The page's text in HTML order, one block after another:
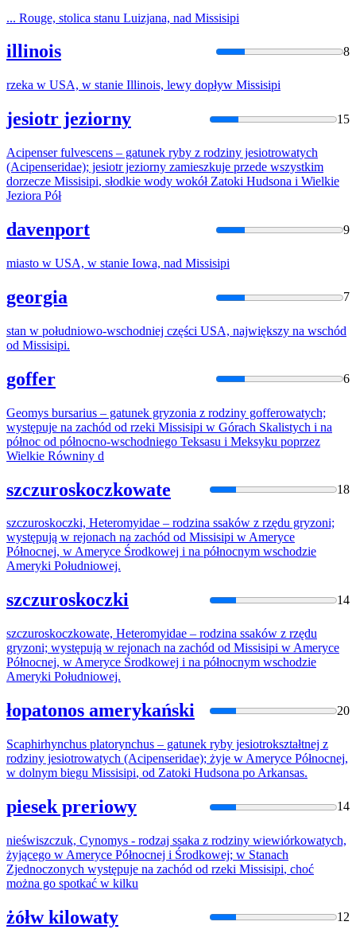
... Rouge, stolica stanu Luizjana, nad Missisipi
illinois 8
rzeka w USA, w stanie Illinois, lewy dopływ Missisipi
jesiotr jeziorny 15
Acipenser fulvescens – gatunek ryby z rodziny jesiotrowatych
(Acipenseridae); jesiotr jeziorny zamieszkuje przede wszystkim
dorzecze Missisipi, słodkie wody wokół Zatoki Hudsona i Wielkie
Jeziora Pół
davenport 9
miasto w USA, w stanie Iowa, nad Missisipi
georgia 7
stan w południowo-wschodniej części USA, największy na wschód
od Missisipi.
goffer 6
Geomys bursarius – gatunek gryzonia z rodziny gofferowatych;
występuje na zachód od rzeki Missisipi w Górach Skalistych i na
północ od północno-wschodniego Teksasu i Meksyku poprzez
Wielkie Równiny d
szczuroskoczkowate 18
szczuroskoczki, Heteromyidae – rodzina ssaków z rzędu gryzoni;
występują w rejonach na zachód od Missisipi w Ameryce
Północnej, w Ameryce Środkowej i na północnym wschodzie
Ameryki Południowej.
szczuroskoczki 14
szczuroskoczkowate, Heteromyidae – rodzina ssaków z rzędu
gryzoni; występują w rejonach na zachód od Missisipi w Ameryce
Północnej, w Ameryce Środkowej i na północnym wschodzie
Ameryki Południowej.
łopatonos amerykański 20
Scaphirhynchus platorynchus – gatunek ryby jesiotrokształtnej z
rodziny jesiotrowatych (Acipenseridae); żyje w Ameryce Północnej,
w dolnym biegu Missisipi, od Zatoki Hudsona po Arkansas.
piesek preriowy 14
nieświszczuk, Cynomys - rodzaj ssaka z rodziny wiewiórkowatych,
żyjącego w Ameryce Północnej i Środkowej; w Stanach
Zjednoczonych występuje na zachód od rzeki Missisipi, choć
można go spotkać w kilku
żółw kilowaty 12